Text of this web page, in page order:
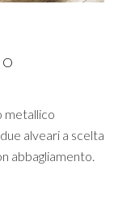
metallico
alveari a scelta
abbagliamento.